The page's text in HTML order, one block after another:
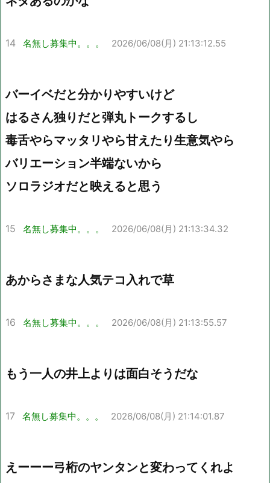
14 名無し募集中。。。 2026/06/08(月) 21:13:12.55
バーイベだと分かりやすいけど
はるさん独りだと弾丸トークするし
毒舌やらマッタリやら甘えたり生意気やら
バリエーション半端ないから
ソロラジオだと映えると思う
15 名無し募集中。。。 2026/06/08(月) 21:13:34.32
あからさまな人気テコ入れで草
16 名無し募集中。。。 2026/06/08(月) 21:13:55.57
もう一人の井上よりは面白そうだな
17 名無し募集中。。。 2026/06/08(月) 21:14:01.87
えーーー弓桁のヤンタンと変わってくれよ